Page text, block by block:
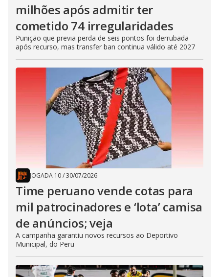
milhões após admitir ter
cometido 74 irregularidades
Punição que previa perda de seis pontos foi derrubada
após recurso, mas transfer ban continua válido até 2027
JOGADA 10/30/07/2026
Time peruano vende cotas para
mil patrocinadores e ‘lota’ camisa
de anúncios; veja
A campanha garantiu novos recursos ao Deportivo
Municipal, do Peru